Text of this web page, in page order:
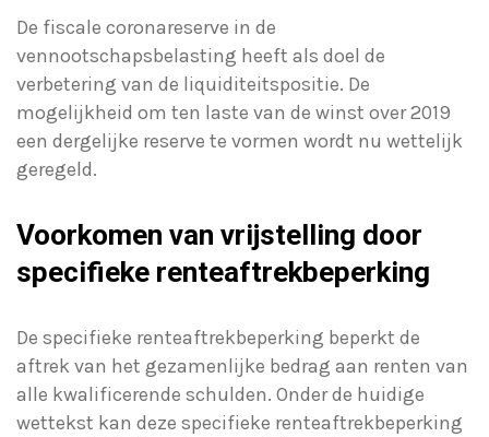
De fiscale coronareserve in de
vennootschapsbelasting heeft als doel de
verbetering van de liquiditeitspositie. De
mogelijkheid om ten laste van de winst over 2019
een dergelijke reserve te vormen wordt nu wettelijk
geregeld.
Voorkomen van vrijstelling door
specifieke renteaftrekbeperking
De specifieke renteaftrekbeperking beperkt de
aftrek van het gezamenlijke bedrag aan renten van
alle kwalificerende schulden. Onder de huidige
wettekst kan deze specifieke renteaftrekbeperking